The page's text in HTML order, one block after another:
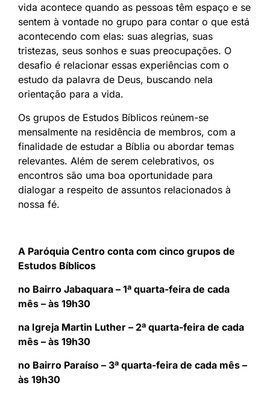
vida acontece quando as pessoas têm espaço e se
sentem à vontade no grupo para contar o que está
acontecendo com elas: suas alegrias, suas
tristezas, seus sonhos e suas preocupações. O
desafio é relacionar essas experiências com o
estudo da palavra de Deus, buscando nela
orientação para a vida.
Os grupos de Estudos Bíblicos reúnem-se
mensalmente na residência de membros, com a
finalidade de estudar a Bíblia ou abordar temas
relevantes. Além de serem celebrativos, os
encontros são uma boa oportunidade para
dialogar a respeito de assuntos relacionados à
nossa fé.
A Paróquia Centro conta com cinco grupos de
Estudos Bíblicos
no Bairro Jabaquara – 1ª quarta-feira de cada
mês – às 19h30
na Igreja Martin Luther – 2ª quarta-feira de cada
mês – às 19h30
no Bairro Paraíso – 3ª quarta-feira de cada mês –
às 19h30